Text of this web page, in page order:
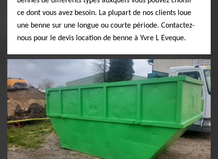
ce dont vous avez besoin. La plupart de nos clients loue
une benne sur une longue ou courte période. Contactez-
nous pour le devis location de benne à Yvre L Eveque.